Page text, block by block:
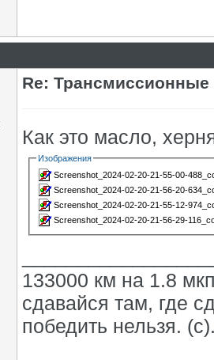
Re:
Как это масло,
Изображения
Screenshot_2024-02-20-21-55-00-
Screenshot_2024-02-20-21-56-20-
Screenshot_2024-02-20-21-55-12-
Screenshot_2024-02-20-21-56-29-
133000 км на 1.8
сдавайся там, где
победить нельзя.